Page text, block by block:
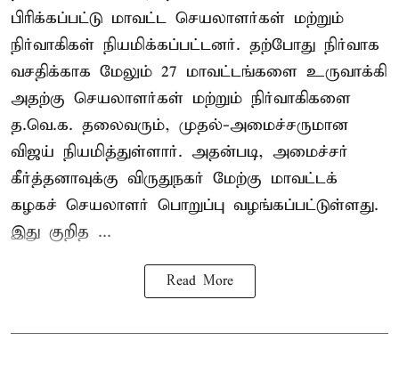
பிரிக்கப்பட்டு மாவட்ட செயலாளர்கள் மற்றும்
நிர்வாகிகள் நியமிக்கப்பட்டனர். தற்போது நிர்வாக
வசதிக்காக மேலும் 27 மாவட்டங்களை உருவாக்கி
அதற்கு செயலாளர்கள் மற்றும் நிர்வாகிகளை
த.வெ.க. தலைவரும், முதல்-அமைச்சருமான
விஜய் நியமித்துள்ளார். அதன்படி, அமைச்சர்
கீர்த்தனாவுக்கு விருதுநகர் மேற்கு மாவட்டக்
கழகச் செயலாளர் பொறுப்பு வழங்கப்பட்டுள்ளது.
இது குறித ...
Read More